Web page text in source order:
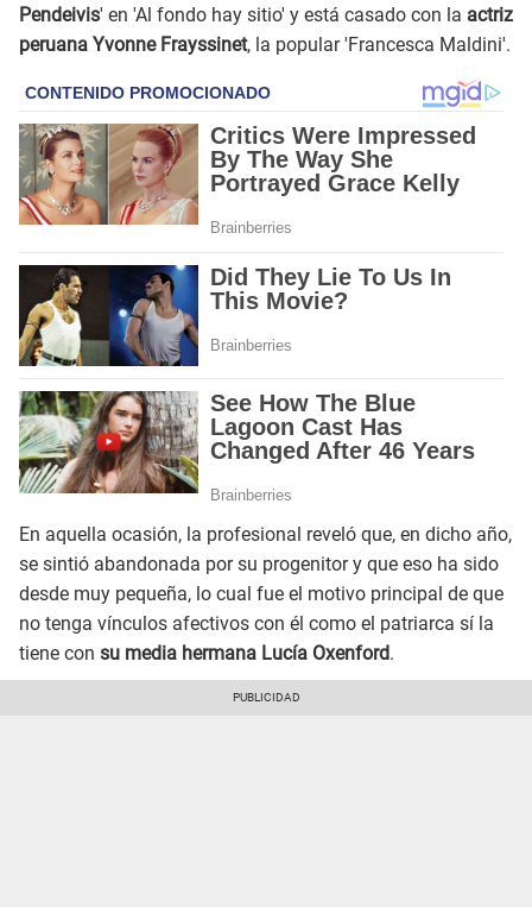
Pendeivis' en 'Al fondo hay sitio' y está casado con la actriz
peruana Yvonne Frayssinet, la popular 'Francesca Maldini'.
En aquella ocasión, la profesional reveló que, en dicho año,
se sintió abandonada por su progenitor y que eso ha sido
desde muy pequeña, lo cual fue el motivo principal de que
no tenga vínculos afectivos con él como el patriarca sí la
tiene con su media hermana Lucía Oxenford.